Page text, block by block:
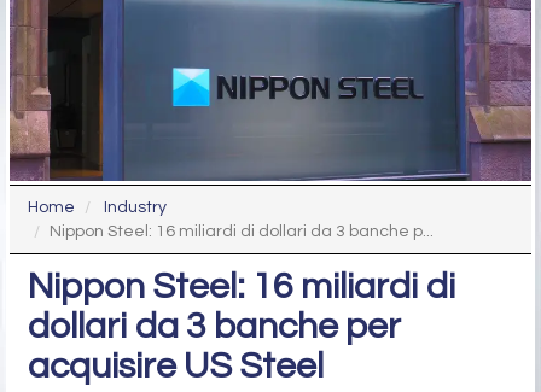
Home
Industry
Nippon Steel: 16 miliardi di dollari da 3 banche p...
Nippon Steel: 16 miliardi di
dollari da 3 banche per
acquisire US Steel